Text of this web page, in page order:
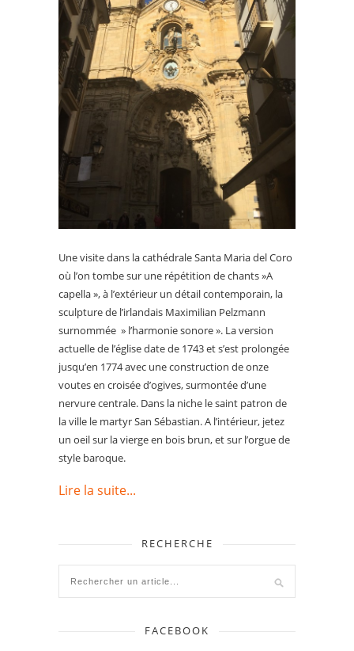
Une visite dans la cathédrale Santa Maria del Coro
où l’on tombe sur une répétition de chants »A
capella », à l’extérieur un détail contemporain, la
sculpture de l’irlandais Maximilian Pelzmann
surnommée » l’harmonie sonore ». La version
actuelle de l’église date de 1743 et s’est prolongée
jusqu’en 1774 avec une construction de onze
voutes en croisée d’ogives, surmontée d’une
nervure centrale. Dans la niche le saint patron de
la ville le martyr San Sébastian. A l’intérieur, jetez
un oeil sur la vierge en bois brun, et sur l’orgue de
style baroque.
Lire la suite...
RECHERCHE
FACEBOOK